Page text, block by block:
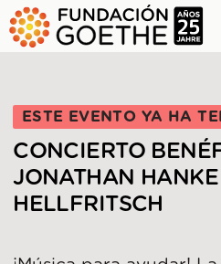
SALTAR AL
ESTE EVENTO YA HA
CONCIERTO
JONATHAN
HELLFRITSCH